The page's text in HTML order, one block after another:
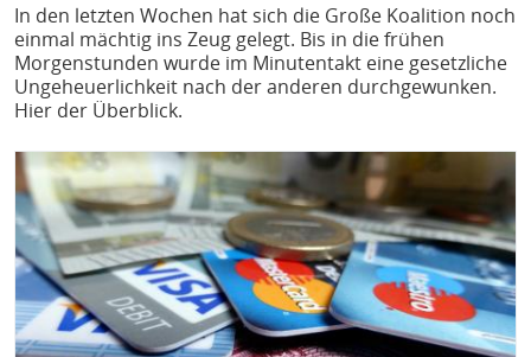
In den letzten Wochen hat sich die Große Koalition noch
einmal mächtig ins Zeug gelegt. Bis in die frühen
Morgenstunden wurde im Minutentakt eine gesetzliche
Ungeheuerlichkeit nach der anderen durchgewunken.
Hier der Überblick.
Bild